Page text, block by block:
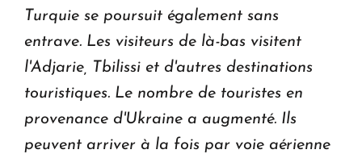
Turquie se poursuit également sans
entrave. Les visiteurs de là-bas visitent
l'Adjarie, Tbilissi et d'autres destinations
touristiques. Le nombre de touristes en
provenance d'Ukraine a augmenté. Ils
peuvent arriver à la fois par voie aérienne